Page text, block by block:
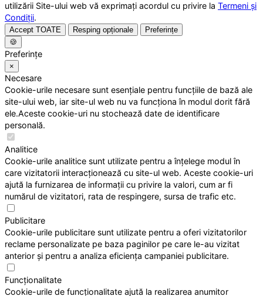
utilizării Site-ului web vă exprimați acordul cu privire la Termeni și
Condiții.
Accept TOATE Resping opționale
Preferințe
🍪
Preferințe
×
Necesare
Cookie-urile necesare sunt esențiale pentru funcțiile de bază ale
site-ului web, iar site-ul web nu va funcționa în modul dorit fără
ele.Aceste cookie-uri nu stochează date de identificare
personală.
Analitice
Cookie-urile analitice sunt utilizate pentru a înțelege modul în
care vizitatorii interacționează cu site-ul web. Aceste cookie-uri
ajută la furnizarea de informații cu privire la valori, cum ar fi
numărul de vizitatori, rata de respingere, sursa de trafic etc.
Publicitare
Cookie-urile publicitare sunt utilizate pentru a oferi vizitatorilor
reclame personalizate pe baza paginilor pe care le-au vizitat
anterior și pentru a analiza eficiența campaniei publicitare.
Funcționalitate
Cookie-urile de funcționalitate ajută la realizarea anumitor